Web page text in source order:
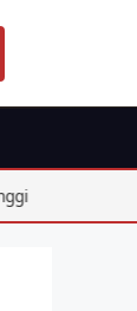
8%+ dari